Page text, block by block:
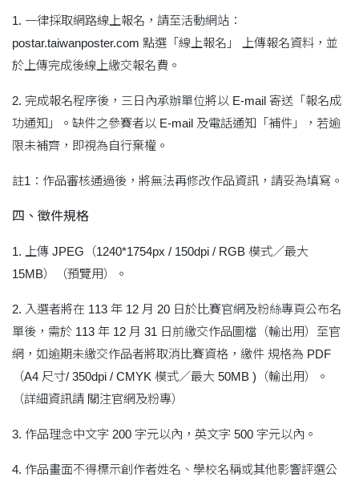
1. 一律採取網路線上報名，請至活動網站：
postar.taiwanposter.com 點選「線上報名」 上傳報名資料，並
於上傳完成後線上繳交報名費。
2. 完成報名程序後，三日內承辦單位將以 E-mail 寄送「報名成
功通知」。缺件之參賽者以 E-mail 及電話通知「補件」，若逾
限未補齊，即視為自行棄權。
註1：作品審核通過後，將無法再修改作品資訊，請妥為填寫。
四、徵件規格
1. 上傳 JPEG（1240*1754px / 150dpi / RGB 模式／最大
15MB）（預覽用）。
2. 入選者將在 113 年 12 月 20 日於比賽官網及粉絲專頁公布名
單後，需於 113 年 12 月 31 日前繳交作品圖檔（輸出用）至官
網，如逾期未繳交作品者將取消比賽資格，繳件 規格為 PDF
（A4 尺寸/ 350dpi / CMYK 模式／最大 50MB )（輸出用）。
（詳細資訊請 關注官網及粉專）
3. 作品理念中文字 200 字元以內，英文字 500 字元以內。
4. 作品畫面不得標示創作者姓名、學校名稱或其他影響評選公